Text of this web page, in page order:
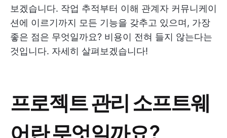
보겠습니다. 작업 추적부터 이해 관계자 커뮤니케이
션에 이르기까지 모든 기능을 갖추고 있으며, 가장
좋은 점은 무엇일까요? 비용이 전혀 들지 않는다는
것입니다. 자세히 살펴보겠습니다!
프로젝트 관리 소프트웨
어란 무엇일까요?